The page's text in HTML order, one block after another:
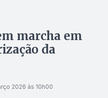
marcha em
da
2026 às 10h00